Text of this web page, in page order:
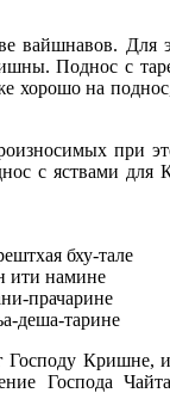
Для
Поднос с
хорошо на
при
с яствами
бху-тале
ити намине
прачарине
деша-тарине
Кришне,
Господа